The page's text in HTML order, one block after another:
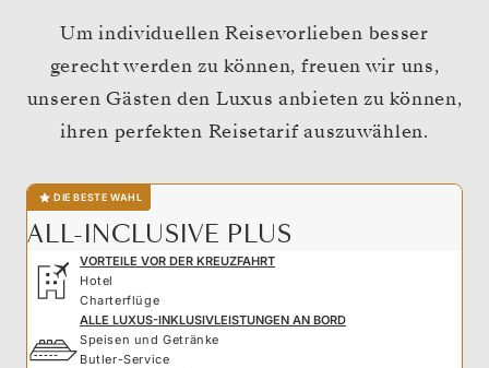
Um individuellen Reisevorlieben besser
gerecht werden zu können, freuen wir uns,
unseren Gästen den Luxus anbieten zu können,
ihren perfekten Reisetarif auszuwählen.
DIE BESTE WAHL
ALL-INCLUSIVE PLUS
VORTEILE VOR DER KREUZFAHRT
Hotel
Charterflüge
ALLE LUXUS-INKLUSIVLEISTUNGEN AN BORD
Speisen und Getränke
Butler-Service